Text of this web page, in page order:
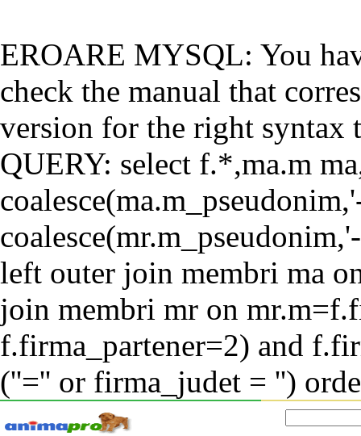
EROARE MYSQL: You
check the manual that
version for the right syntax
QUERY: select f.*,ma.m
left outer join membri ma
join membri mr on
f.firma_partener=2) and
(''='' or firma_judet = '')